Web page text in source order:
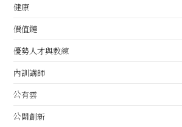
健康
價值鏈
優勢人才與教練
內訓講師
公有雲
公關創新